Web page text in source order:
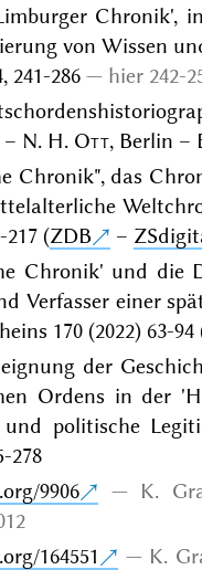
Chronik',
von Wissen
241-286
hier 242-
N. H. Ott, Berlin –
Chronik", das
(ZDB –
Chronik' und die
Verfasser einer
170 (2022) 63-94
der
Ordens in der
und politische
278
9906
K.
164551
K.